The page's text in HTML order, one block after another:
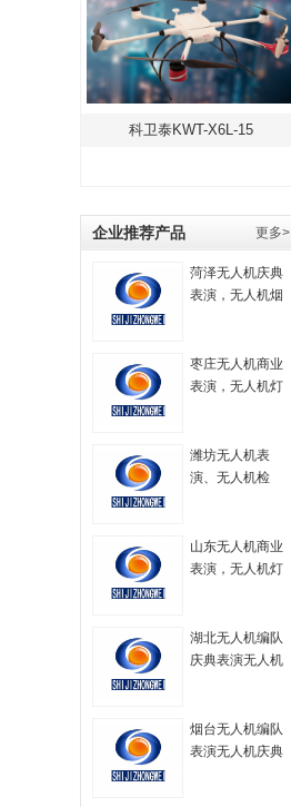
科卫泰KWT-X6L-15
企业推荐产品 更多>
菏泽无人机庆典
表演，无人机烟
拍无人机，无人
机技术，无人机
枣庄无人机商业
表演，无人机灯
飞行表演，
潍坊无人机表
演、无人机检
山东无人机商业
表演，无人机灯
飞行表演，
湖北无人机编队
庆典表演无人机
烟台无人机编队
表演无人机庆典